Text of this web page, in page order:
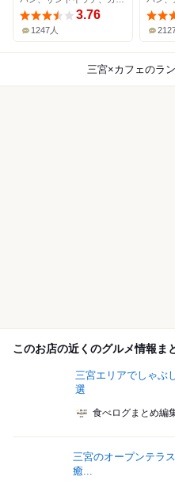
3.76
1247人
三宮×カフェのラ
このお店の近くのグルメ情報ま
三宮エリアでしゃぶ
選
食べログまとめ編
三宮のオープンテラ
癒...